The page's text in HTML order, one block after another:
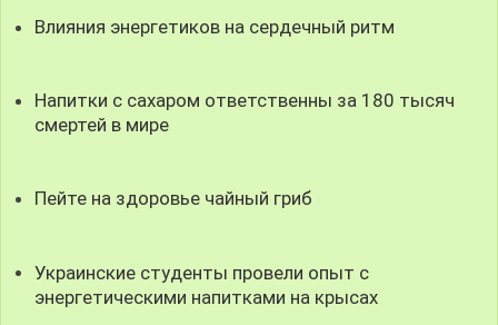
Влияния энергетиков на сердечный ритм
Напитки с сахаром ответственны за 180 тысяч
смертей в мире
Пейте на здоровье чайный гриб
Украинские студенты провели опыт с
энергетическими напитками на крысах